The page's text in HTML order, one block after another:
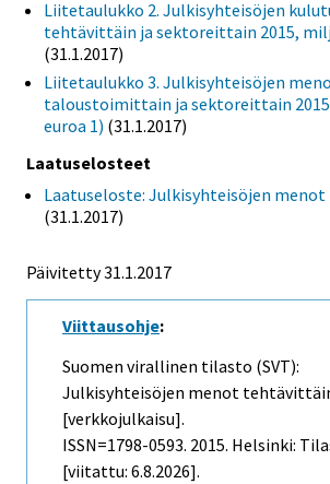
Liitetaulukko 2. Julkisyhteisöjen
tehtävittäin ja sektoreittain 2015,
(31.1.2017)
Liitetaulukko 3. Julkisyhteisöjen
taloustoimittain ja sektoreittain
euroa 1) (31.1.2017)
Laatuselosteet
Laatuseloste: Julkisyhteisöjen
(31.1.2017)
Päivitetty 31.1.2017
Viittausohje:
Suomen virallinen tilasto (SVT):
Julkisyhteisöjen menot
[verkkojulkaisu].
ISSN=1798-0593. 2015. Helsinki:
[viitattu: 6.8.2026].